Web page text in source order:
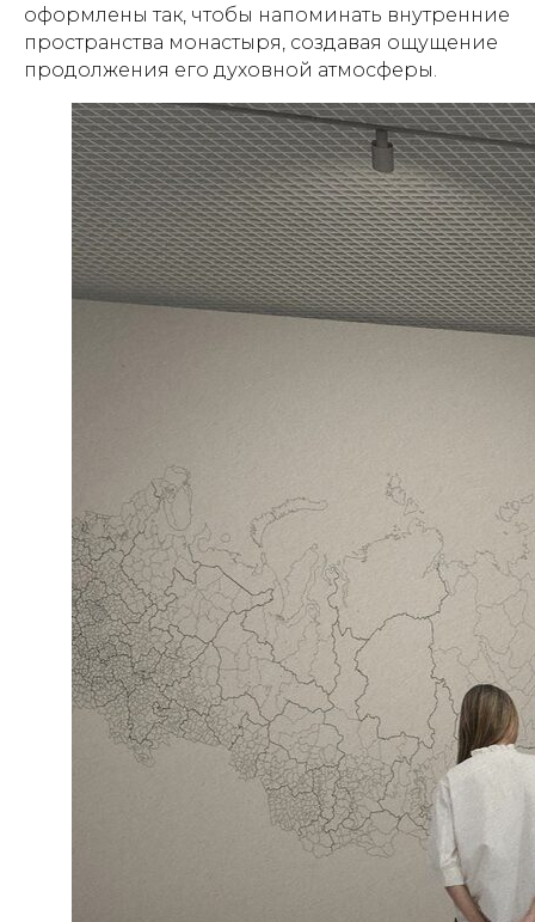
оформлены так, чтобы напоминать внутренние
пространства монастыря, создавая ощущение
продолжения его духовной атмосферы.